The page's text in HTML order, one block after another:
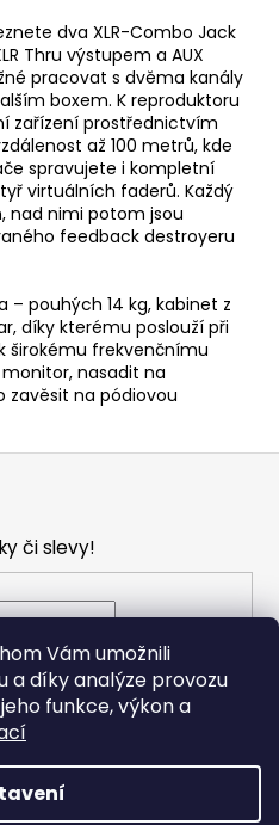
Vám umožnili
a díky analýze provozu
funkce, výkon a
dva XLR-Combo Jack
Thru výstupem a AUX
pracovat s dvěma kanály
boxem. K reproduktoru
zařízení prostřednictvím
až 100 metrů, kde
spravujete i kompletní
virtuálních faderů. Každý
nad nimi potom jsou
feedback destroyeru
– pouhých 14 kg, kabinet z
díky kterému poslouží při
širokému frekvenčnímu
nasadit na
zavěsit na pódiovou
či slevy!
s podmínkami